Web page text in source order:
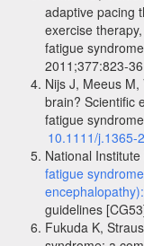
adaptive pacing
exercise
fatigue
2011;377:823-
Nijs J, Meeus
brain? Scientific
fatigue
10.1111/j.1365-
National
fatigue
guidelines
Fukuda K,